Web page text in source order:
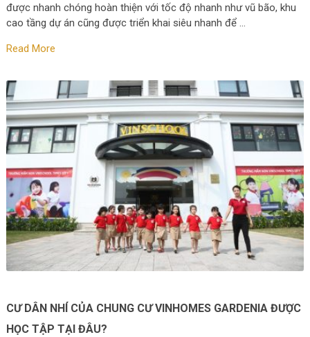
được nhanh chóng hoàn thiện với tốc độ nhanh như vũ bão, khu
cao tầng dự án cũng được triển khai siêu nhanh để …
Read More
CƯ DÂN NHÍ CỦA CHUNG CƯ VINHOMES GARDENIA ĐƯỢC
HỌC TẬP TẠI ĐÂU?